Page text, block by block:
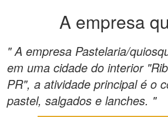
A empresa
" A empresa Pastelaria/
em uma cidade do interior
PR", a atividade principal é o
pastel, salgados e lanches. "